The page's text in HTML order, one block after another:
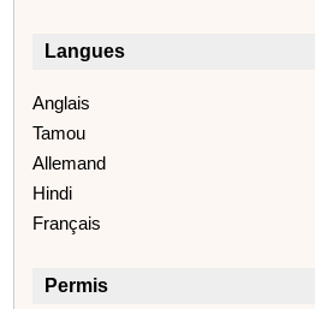
Langues
Anglais
Tamou
Allemand
Hindi
Français
Permis